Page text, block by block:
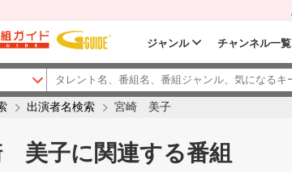
ジャンル チャンネル一覧
出演者名検索 宮崎 美子
美子に関連する番組